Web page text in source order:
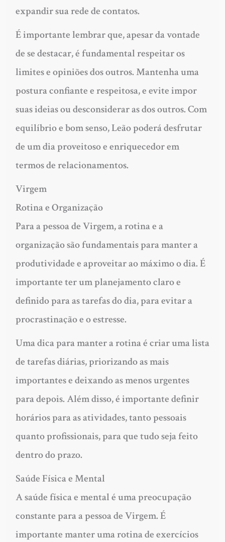
expandir sua rede de contatos.
É importante lembrar que, apesar da vontade
de se destacar, é fundamental respeitar os
limites e opiniões dos outros. Mantenha uma
postura confiante e respeitosa, e evite impor
suas ideias ou desconsiderar as dos outros. Com
equilíbrio e bom senso, Leão poderá desfrutar
de um dia proveitoso e enriquecedor em
termos de relacionamentos.
Virgem
Rotina e Organização
Para a pessoa de Virgem, a rotina e a
organização são fundamentais para manter a
produtividade e aproveitar ao máximo o dia. É
importante ter um planejamento claro e
definido para as tarefas do dia, para evitar a
procrastinação e o estresse.
Uma dica para manter a rotina é criar uma lista
de tarefas diárias, priorizando as mais
importantes e deixando as menos urgentes
para depois. Além disso, é importante definir
horários para as atividades, tanto pessoais
quanto profissionais, para que tudo seja feito
dentro do prazo.
Saúde Física e Mental
A saúde física e mental é uma preocupação
constante para a pessoa de Virgem. É
importante manter uma rotina de exercícios